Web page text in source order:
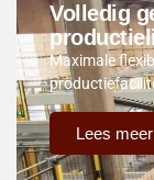
Volledig
Maximale
Lees meer